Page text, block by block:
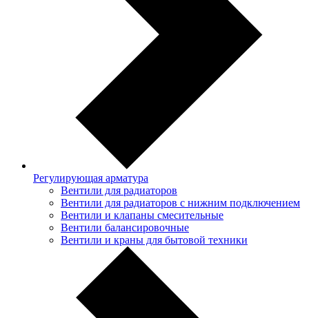
Регулирующая арматура
Вентили для радиаторов
Вентили для радиаторов с нижним подключением
Вентили и клапаны смесительные
Вентили балансировочные
Вентили и краны для бытовой техники